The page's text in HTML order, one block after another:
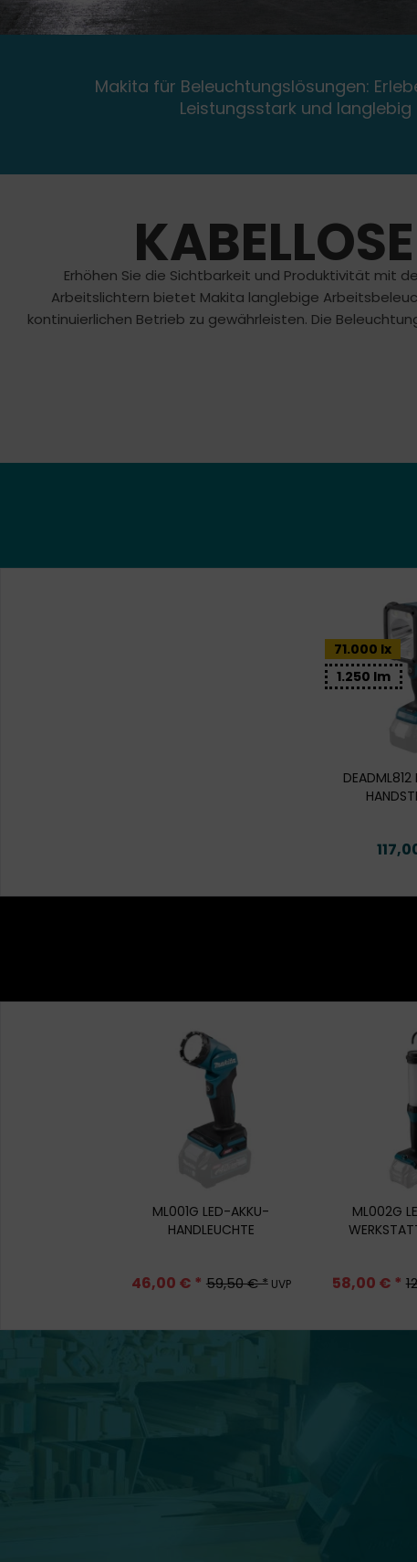
Makita für Beleuchtungslösungen:
Leistungsstark und
Erhöhen Sie die Sichtbarkeit und Produktivität mit
Arbeitslichtern bietet Makita langlebige
kontinuierlichen Betrieb zu gewährleisten. Die
71.000 lx
1.250 lm
ML001G LED-AKKU-
HANDLEUCHTE
46,00 € * 59,50 € *UVP
ML002G
58,00 € *